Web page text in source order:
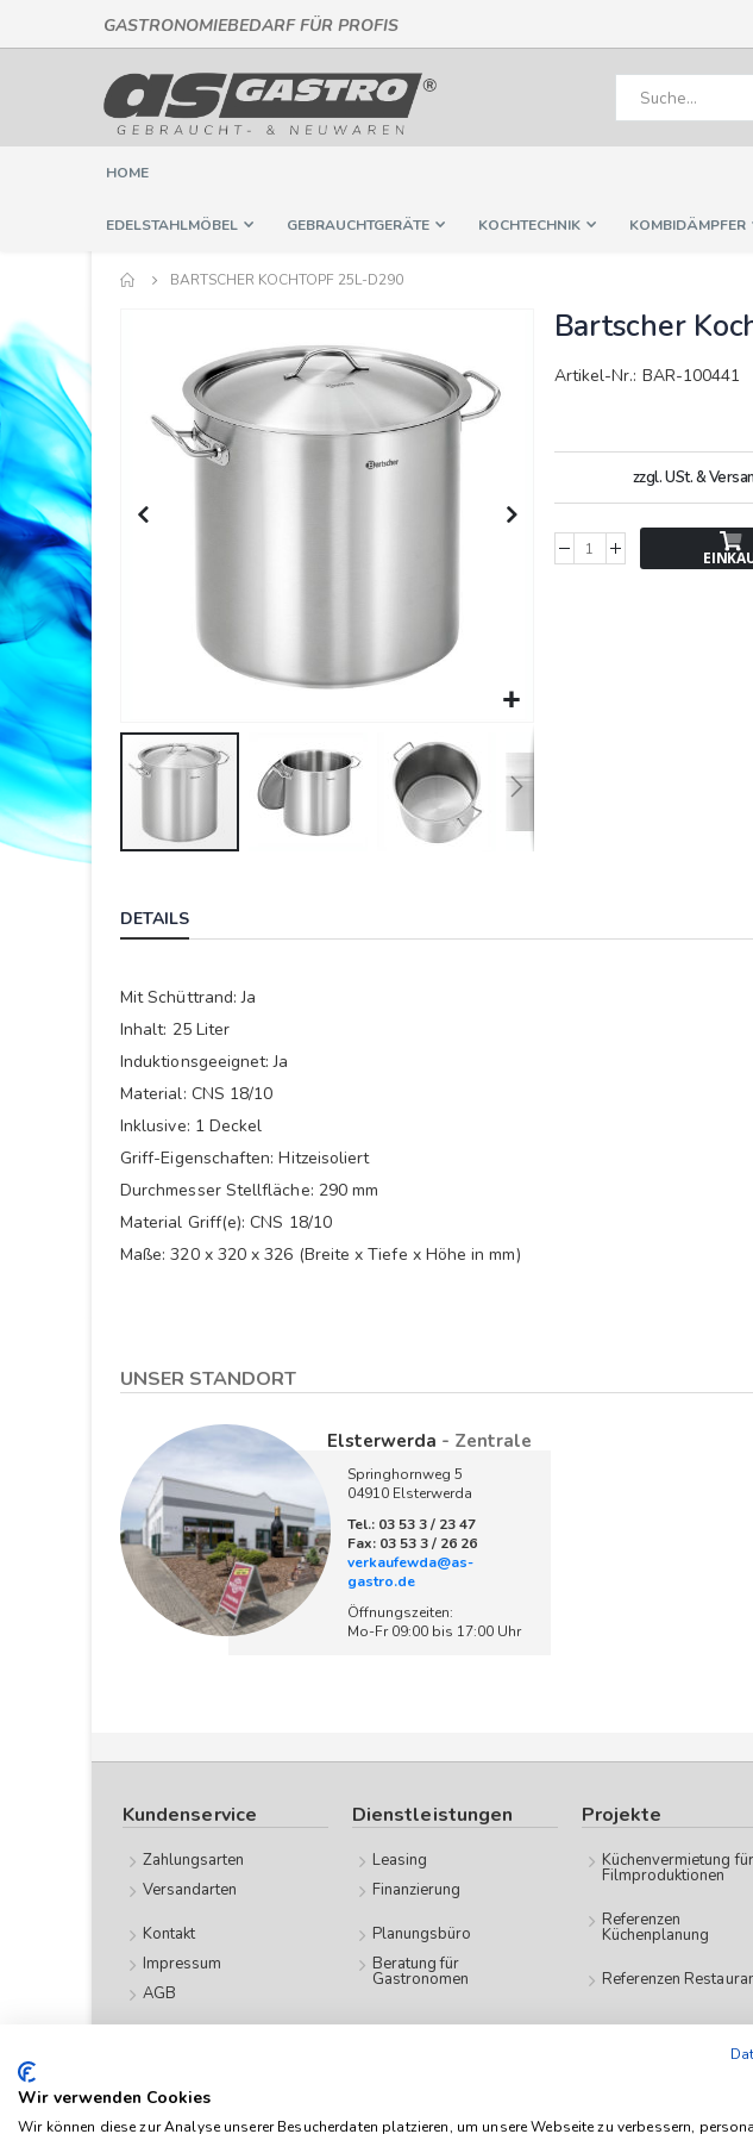
GASTRONOMIEBEDARF FÜR PROFIS
zum
Inhalt
HOME
EDELSTAHLMÖBEL GEBRAUCHTGERÄTE KOCHTECHNIK KOMBIDÄMPFER
BARTSCHER KOCHTOPF 25L-D290
Bildergalerie
Anfang
Bartscher
Artikel-Nr.: BAR-100441
zzgl. USt. &
DETAILS
Mit Schüttrand: Ja
Inhalt: 25 Liter
Induktionsgeeignet: Ja
Material: CNS 18/10
Inklusive: 1 Deckel
Griff-Eigenschaften: Hitzeisoliert
Durchmesser Stellfläche: 290 mm
Material Griff(e): CNS 18/10
Maße: 320 x 320 x 326 (Breite x Tiefe x Höhe in mm)
UNSER STANDORT
Elsterwerda - Zentrale
Springhornweg 5
04910 Elsterwerda
Tel.: 03 53 3 / 23 47
Fax: 03 53 3 / 26 26
verkaufewda@as-
gastro.de
Öffnungszeiten:
Mo-Fr 09:00 bis 17:00 Uhr
Kundenservice
Zahlungsarten
Versandarten
Kontakt
Impressum
AGB
Dienstleistungen
Leasing
Finanzierung
Planungsbüro
Beratung für
Gastronomen
Projekte
Küchenvermietung für
Filmproduktionen
Referenzen
Küchenplanung
Referenzen
Das Angebot von as-Gastro richtet sich
Wir verwenden Cookies
Wir können diese zur Analyse unserer Besucherdaten platzieren, um unsere Webseite zu verbessern,